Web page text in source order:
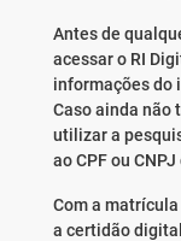
Antes de
acessar o RI
informações do
Caso ainda não
utilizar a
ao CPF ou
Com a
a certidão